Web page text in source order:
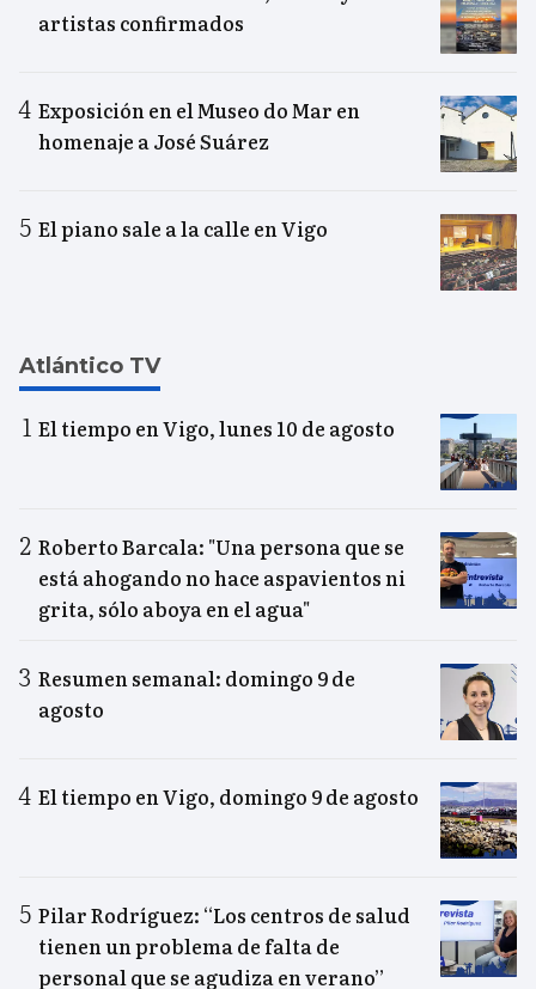
artistas confirmados
Exposición en el Museo do Mar en
homenaje a José Suárez
El piano sale a la calle en Vigo
Atlántico TV
El tiempo en Vigo, lunes 10 de agosto
Roberto Barcala: "Una persona que se
está ahogando no hace aspavientos ni
grita, sólo aboya en el agua"
Resumen semanal: domingo 9 de
agosto
El tiempo en Vigo, domingo 9 de agosto
Pilar Rodríguez: “Los centros de salud
tienen un problema de falta de
personal que se agudiza en verano”